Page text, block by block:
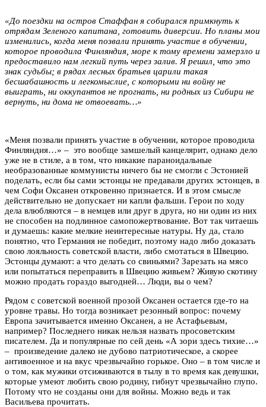
«До поездки на остров Стаффан я собирался примкнуть к
отрядам Зеленого капитана, готовить диверсии. Но планы мои
изменились, когда меня позвали принять участие в обучении,
которое проводила Финляндия, море к тому времени замерзло и
предоставило нам легкий путь через залив. Я решил, что это
знак судьбы; в рядах лесных братьев царили такая
бесшабашность и легкомыслие, с которыми ни войну не
выиграть, ни оккупантов не прогнать, ни родных из Сибири не
вернуть, ни дома не отвоевать…»
«Меня позвали принять участие в обучении, которое проводила
Финляндия…» – это вообще замшелый канцелярит, однако дело
уже не в стиле, а в том, что никакие параноидальные
необразованные коммунисты ничего бы не смогли с Эстонией
поделать, если бы сами эстонцы не предавали других эстонцев, в
чем Софи Оксанен откровенно признается. И в этом смысле
действительно не допускает ни капли фальши. Герои по ходу
дела влюбляются – в немцев или друг в друга, но ни один из них
не способен на подлинное самопожертвование. Вот так читаешь
и думаешь: какие мелкие неинтересные натуры. Ну да, стало
понятно, что Германия не победит, поэтому надо либо доказать
свою лояльность советской власти, либо смотаться в Швецию.
Эстонцы думают: а что делать со свиньями? Зарезать на мясо
или попытаться переправить в Швецию живьем? Живую скотину
можно продать гораздо выгодней… Люди, вы о чем?
Рядом с советской военной прозой Оксанен остается где-то на
уровне травы. Но тогда возникает резонный вопрос: почему
Европа зачитывается именно Оксанен, а не Астафьевым,
например? Последнего никак нельзя назвать просоветским
писателем. Да и популярные по сей день «А зори здесь тихие…»
– произведение далеко не дубово патриотическое, а скорее
антивоенное и на вкус чрезвычайно горькое. Оно – в том числе и
о том, как мужики отсиживаются в тылу в то время как девушки,
которые умеют любить свою родину, гибнут чрезвычайно глупо.
Потому что не созданы они для войны. Можно ведь и так
Васильева прочитать.